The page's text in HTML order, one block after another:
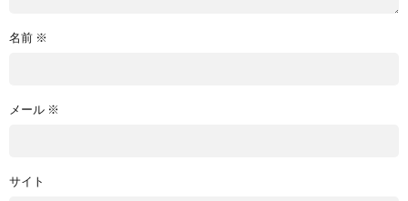
名前 ※
メール ※
サイト